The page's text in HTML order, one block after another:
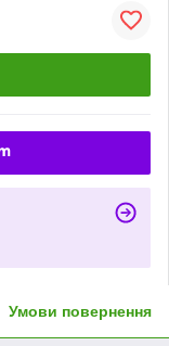
Умови повернення